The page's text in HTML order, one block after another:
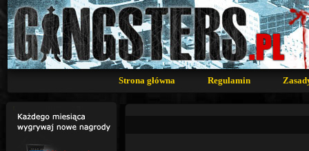
Strona główna Regulamin